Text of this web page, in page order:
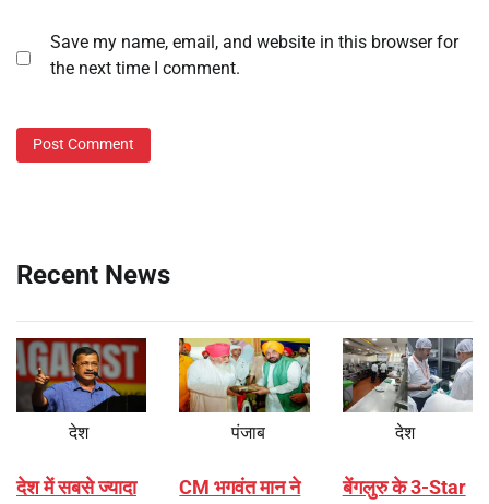
Save my name, email, and website in this browser for
the next time I comment.
Recent News
देश
देश में सबसे ज्यादा
पंजाब
CM भगवंत मान ने
देश
बेंगलुरु के 3-Star